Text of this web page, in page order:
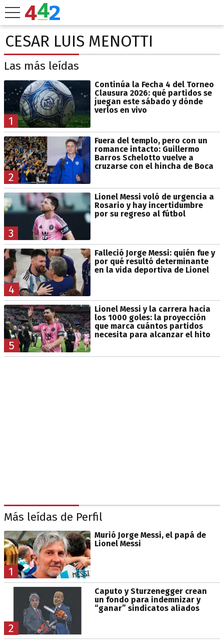
CESAR LUIS MENOTTI
Las más leídas
1
Continúa la Fecha 4 del Torneo
Clausura 2026: qué partidos se
juegan este sábado y dónde
verlos en vivo
2
Fuera del templo, pero con un
romance intacto: Guillermo
Barros Schelotto vuelve a
cruzarse con el hincha de Boca
3
Lionel Messi voló de urgencia a
Rosario y hay incertidumbre
por su regreso al fútbol
4
Falleció Jorge Messi: quién fue y
por qué resultó determinante
en la vida deportiva de Lionel
5
Lionel Messi y la carrera hacia
los 1000 goles: la proyección
que marca cuántos partidos
necesita para alcanzar el hito
Más leídas de Perfil
1
Murió Jorge Messi, el papá de
Lionel Messi
2
Caputo y Sturzenegger crean
un fondo para indemnizar y
“ganar” sindicatos aliados